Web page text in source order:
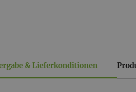
& Lieferkonditionen